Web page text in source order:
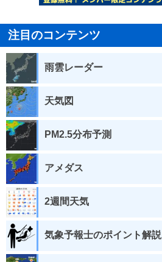
注目のコンテンツ
雨雲レーダー
天気図
PM2.5分布予測
アメダス
2週間天気
気象予報士のポイント解説